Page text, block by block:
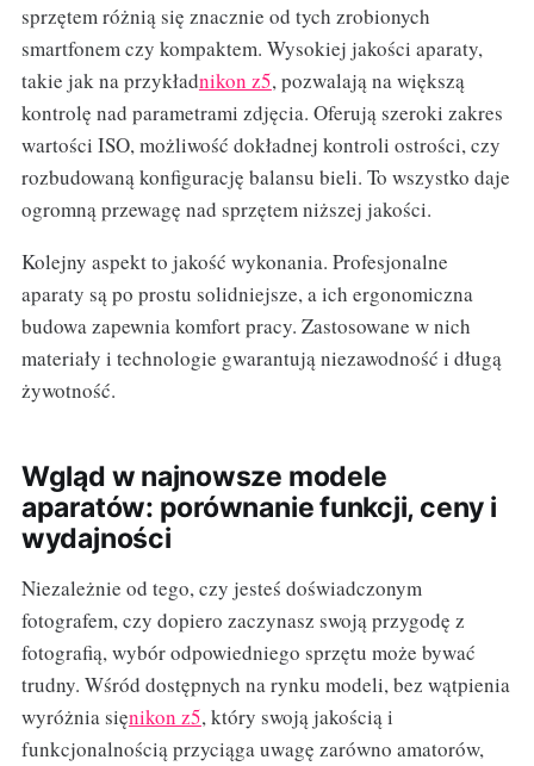
sprzętem różnią się znacznie od tych zrobionych
smartfonem czy kompaktem. Wysokiej jakości aparaty,
takie jak na przykładnikon z5, pozwalają na większą
kontrolę nad parametrami zdjęcia. Oferują szeroki zakres
wartości ISO, możliwość dokładnej kontroli ostrości, czy
rozbudowaną konfigurację balansu bieli. To wszystko daje
ogromną przewagę nad sprzętem niższej jakości.
Kolejny aspekt to jakość wykonania. Profesjonalne
aparaty są po prostu solidniejsze, a ich ergonomiczna
budowa zapewnia komfort pracy. Zastosowane w nich
materiały i technologie gwarantują niezawodność i długą
żywotność.
Wgląd w najnowsze modele
aparatów: porównanie funkcji, ceny i
wydajności
Niezależnie od tego, czy jesteś doświadczonym
fotografem, czy dopiero zaczynasz swoją przygodę z
fotografią, wybór odpowiedniego sprzętu może bywać
trudny. Wśród dostępnych na rynku modeli, bez wątpienia
wyróżnia sięnikon z5, który swoją jakością i
funkcjonalnością przyciąga uwagę zarówno amatorów,